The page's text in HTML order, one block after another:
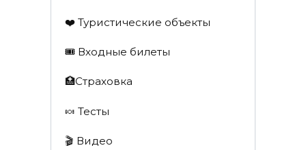
❤️ Туристические объекты
🎟️ Входные билеты
🏥Страховка
🍬 Тесты
🎬 Видео